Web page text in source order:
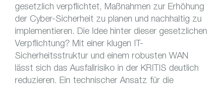
gesetzlich verpflichtet, Maßnahmen zur Erhöhung
der Cyber-Sicherheit zu planen und nachhaltig zu
implementieren. Die Idee hinter dieser gesetzlichen
Verpflichtung? Mit einer klugen IT-
Sicherheitsstruktur und einem robusten WAN
lässt sich das Ausfallrisiko in der KRITIS deutlich
reduzieren. Ein technischer Ansatz für die